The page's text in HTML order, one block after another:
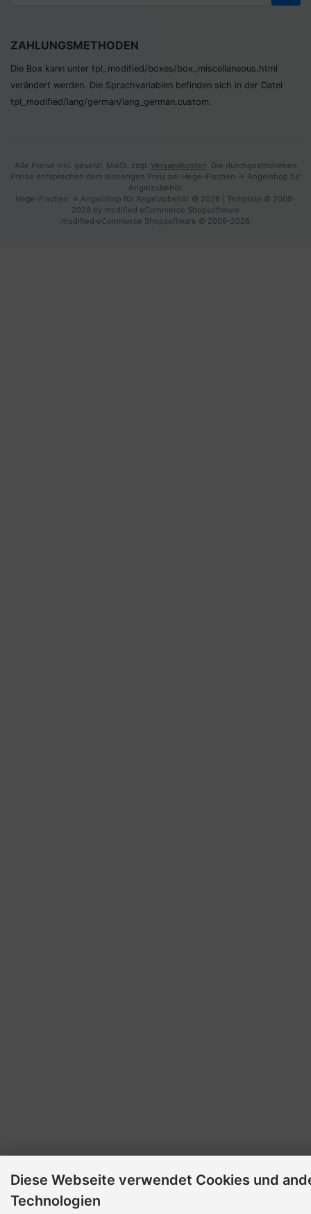
ZAHLUNGSMETHODEN
Die Box kann unter tpl_modified/boxes/­box_miscellaneous.html
verändert werden. Die Sprachvariablen befinden sich in der Datei
tpl_modified/lang/­german/lang_german.custom.
Alle Preise inkl. gesetzl. MwSt. zzgl. Versandkosten . Die durchgestrichenen
Preise entsprechen dem bisherigen Preis bei Hege-Fischen -> Angelshop für
Angelzubehör.
Hege-Fischen -> Angelshop für Angelzubehör © 2026 | Template © 2009-
2026 by modified eCommerce Shopsoftware
modified eCommerce Shopsoftware © 2009-2026
Diese Webseite verwendet Cookies und
Technologien